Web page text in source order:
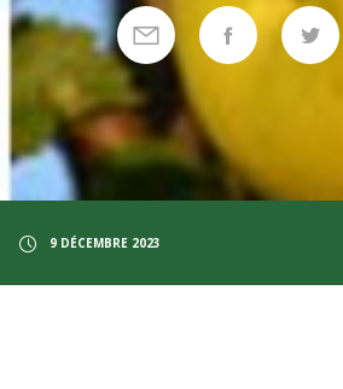
9 DÉCEMBRE 2023